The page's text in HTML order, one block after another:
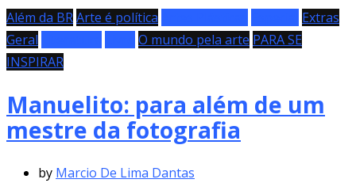
Além da BRArte é política
Extras
Geral
O mundo pela arte PARA SE
INSPIRAR
Manuelito: para além de um
mestre da fotografia
by Marcio De Lima Dantas